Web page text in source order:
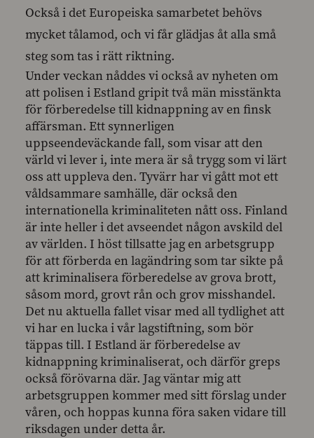
Också i det Europeiska samarbetet behövs
mycket tålamod, och vi får glädjas åt alla små
steg som tas i rätt riktning.
Under veckan nåddes vi också av nyheten om
att polisen i Estland gripit två män misstänkta
för förberedelse till kidnappning av en finsk
affärsman. Ett synnerligen
uppseendeväckande fall, som visar att den
värld vi lever i, inte mera är så trygg som vi lärt
oss att uppleva den. Tyvärr har vi gått mot ett
våldsammare samhälle, där också den
internationella kriminaliteten nått oss. Finland
är inte heller i det avseendet någon avskild del
av världen. I höst tillsatte jag en arbetsgrupp
för att förberda en lagändring som tar sikte på
att kriminalisera förberedelse av grova brott,
såsom mord, grovt rån och grov misshandel.
Det nu aktuella fallet visar med all tydlighet att
vi har en lucka i vår lagstiftning, som bör
täppas till. I Estland är förberedelse av
kidnappning kriminaliserat, och därför greps
också förövarna där. Jag väntar mig att
arbetsgruppen kommer med sitt förslag under
våren, och hoppas kunna föra saken vidare till
riksdagen under detta år.